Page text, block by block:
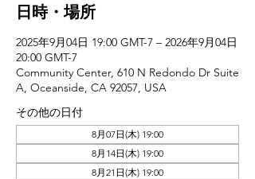
日時・場所
2025年9月04日 19:00 GMT-7 – 2026年9月04日
20:00 GMT-7
Community Center, 610 N Redondo Dr Suite
A, Oceanside, CA 92057, USA
その他の日付
8月07日(木) 19:00
8月14日(木) 19:00
8月21日(木) 19:00